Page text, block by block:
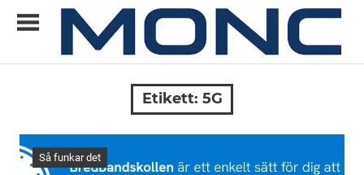
Allt
om
ny
Etikett: 5G
Så funkar det